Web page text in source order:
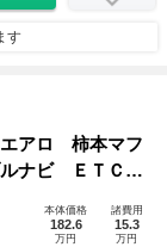
す
アロ 柿本マフ
ルナビ ＥＴＣ
エアコン ＬＥ
ル
本体価格
182.6
万円
諸費用
15.3
万円